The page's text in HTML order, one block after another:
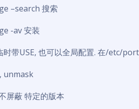
–search 搜索
-av 安装
时带USE, 也可以全局配置. 在/etc/
unmask
屏蔽 特定的版本